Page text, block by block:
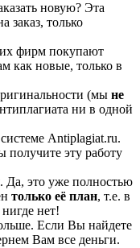
новую? Эта
заказ, только
фирм покупают
как новые, только в
(мы не
ни в одной
Аntiplagiat.ru.
получите эту работу
Да, это уже полностью
только её план, т.е. в
нет!
Если Вы найдете
Вам все деньги.